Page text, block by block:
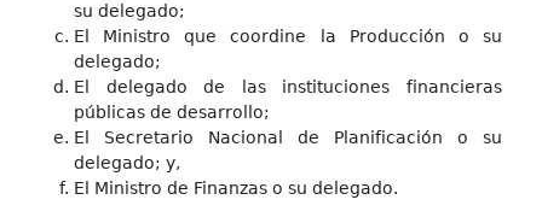
su delegado;
El Ministro que coordine la Producción o su
delegado;
El delegado de las instituciones financieras
públicas de desarrollo;
El Secretario Nacional de Planificación o su
delegado; y,
El Ministro de Finanzas o su delegado.